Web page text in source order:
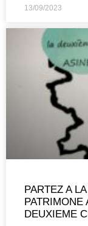
13/09/2023
PARTEZ A
PATRIMONE
DEUXIEME